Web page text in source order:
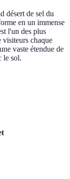
désert de sel du
en un immense
l'un des plus
visiteurs chaque
vaste étendue de
le sol.